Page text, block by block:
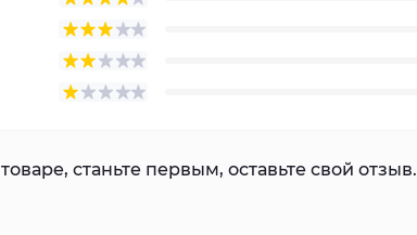
станьте первым, оставьте свой отзыв.